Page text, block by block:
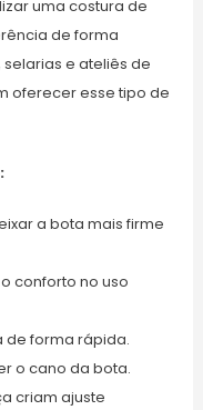
uma costura de
de forma
e ateliês de
oferecer esse tipo de
a bota mais firme
conforto no uso
de forma rápida.
o cano da bota.
criam ajuste